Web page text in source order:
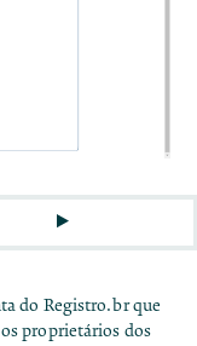
do Registro.br que
proprietários dos